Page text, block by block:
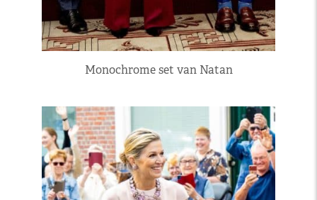
Monochrome set van Natan